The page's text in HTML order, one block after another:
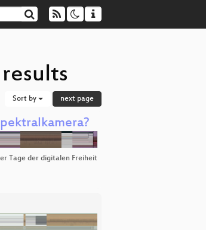
Sort by next page
Tage der digitalen Freiheit